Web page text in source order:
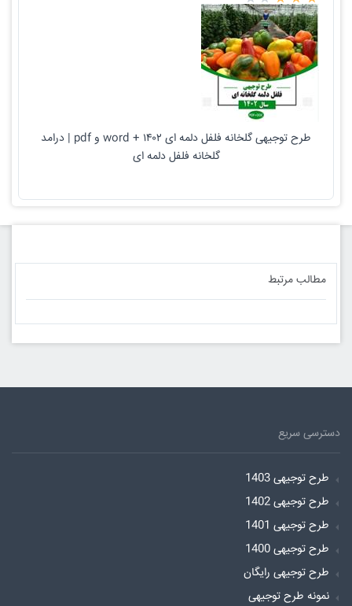
طرح توجیهی گلخانه فلفل دلمه ای ۱۴۰۲ + word و pdf | درامد
گلخانه فلفل دلمه ای
مطالب مرتبط
دسترسی سریع
طرح توجیهی 1403
طرح توجیهی 1402
طرح توجیهی 1401
طرح توجیهی 1400
طرح توجیهی رایگان
نمونه طرح توجیهی